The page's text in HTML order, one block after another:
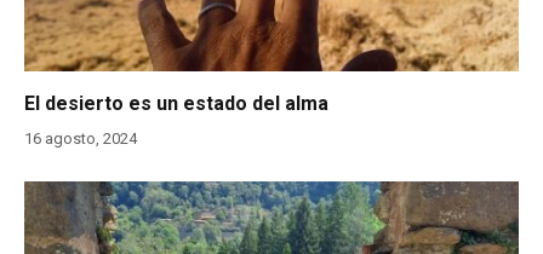
El desierto es un estado del alma
16 agosto, 2024